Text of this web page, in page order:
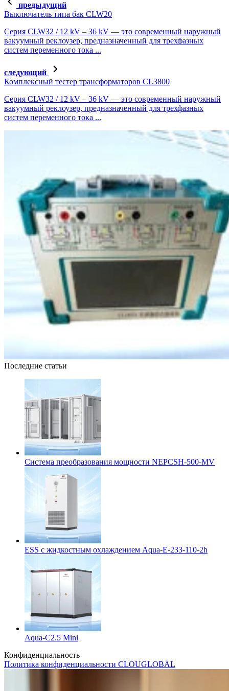
предыдущий
Выключатель типа бак CLW20
Серия CLW32 / 12 kV – 36 kV — это современный наружный
вакуумный реклоузер, предназначенный для трехфазных
систем переменного тока ...
следующий
Комплексный тестер трансформаторов CL3800
Серия CLW32 / 12 kV – 36 kV — это современный наружный
вакуумный реклоузер, предназначенный для трехфазных
систем переменного тока ...
Последние статьи
Система преобразования мощности NEPCSH-500-MV
ESS с жидкостным охлаждением Aqua-E-233-110-2h
Aqua-C2.5 Mini
Конфиденциальность
Политика конфиденциальности CLOUGLOBAL